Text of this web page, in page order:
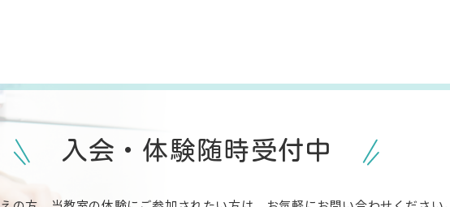
入会・体験随時受付中